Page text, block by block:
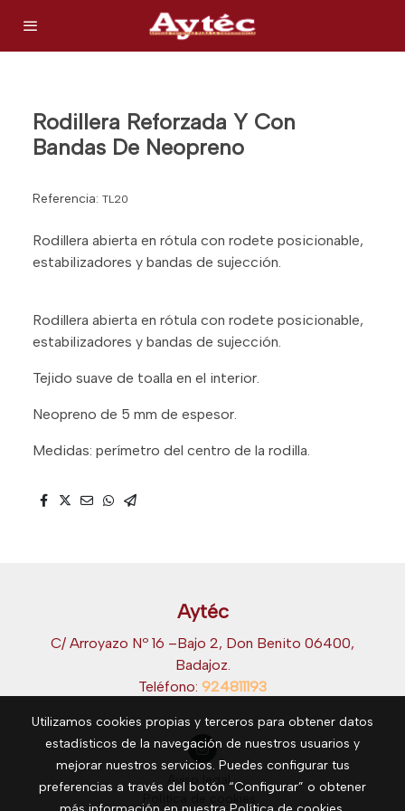
Rodillera Reforzada Y Con
Bandas De Neopreno
Referencia: TL20
Rodillera abierta en rótula con rodete posicionable,
estabilizadores y bandas de sujección.
Rodillera abierta en rótula con rodete posicionable,
estabilizadores y bandas de sujección.
Tejido suave de toalla en el interior.
Neopreno de 5 mm de espesor.
Medidas: perímetro del centro de la rodilla.
Aytéc
C/ Arroyazo Nº 16 –Bajo 2, Don Benito 06400,
Badajoz.
Teléfono: 924811193
Aviso legal
Utilizamos cookies propias y terceros para obtener datos
estadísticos de la navegación de nuestros usuarios y
mejorar nuestros servicios. Puedes configurar tus
preferencias a través del botón “Configurar” o obtener